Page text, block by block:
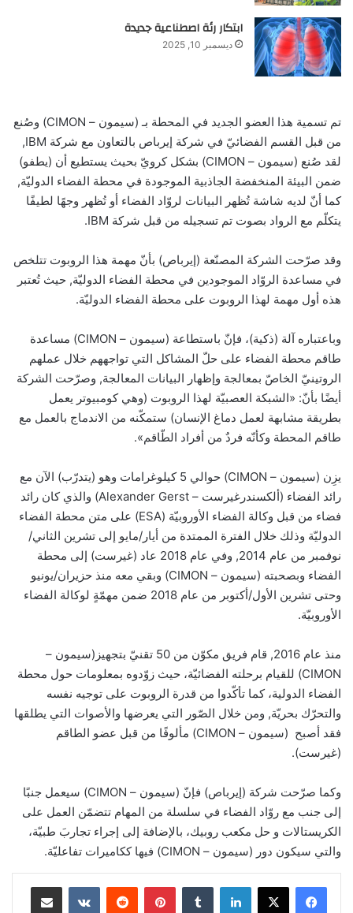
ابتكار رئة اصطناعية جديدة
ديسمبر 10, 2025
تم تسمية هذا العضو الجديد في المحطة بـ (سيمون – CIMON) وصُنع
من قبل القسم الفضائيّ في شركة إيرباص بالتعاون مع شركة IBM,
لقد صُنع (سيمون – CIMON) بشكل كرويّ بحيث يستطيع أن (يطفو)
ضمن البيئة المنخفضة الجاذبية الموجودة في محطة الفضاء الدوليّة,
كما أنّ لديه شاشة تُظهر البيانات لروّاد الفضاء أو تُظهر وجهًا لطيفًا
يتكلّم مع الرواد بصوت تم تسجيله من قبل شركة IBM.
وقد صرّحت الشركة المصنّعة (إيرباص) بأنّ مهمة هذا الروبوت تتلخص
في مساعدة الروّاد الموجودين في محطة الفضاء الدوليّة, حيث تُعتبر
هذه أول مهمة لهذا الروبوت على محطة الفضاء الدوليّة.
وباعتباره آلة (ذكية)، فإنّ باستطاعة (سيمون – CIMON) مساعدة
طاقم محطة الفضاء على حلّ المشاكل التي تواجههم خلال عملهم
الروتينيّ الخاصّ بمعالجة وإظهار البيانات المعالجة, وصرّحت الشركة
أيضًا بأنّ: «الشبكة العصبيّة لهذا الروبوت (وهي كومبيوتر يعمل
بطريقة مشابهة لعمل دماغ الإنسان) ستمكّنه من الاندماج بالعمل مع
طاقم المحطة وكأنّه فردٌ من أفراد الطّاقم».
يزِن (سيمون – CIMON) حوالي 5 كيلوغرامات وهو (يتدرّب) الآن مع
رائد الفضاء (ألكسندرغيرست – Alexander Gerst) والذي كان رائد
فضاء من قبل وكالة الفضاء الأوروبيّة (ESA) على متن محطة الفضاء
الدوليّة وذلك خلال الفترة الممتدة من أيار/مايو إلى تشرين الثاني/
نوفمبر من عام 2014, وفي عام 2018 عاد (غيرست) إلى محطة
الفضاء وبصحبته (سيمون – CIMON) وبقي معه منذ حزيران/يونيو
وحتى تشرين الأول/أكتوبر من عام 2018 ضمن مهمّةٍ لوكالة الفضاء
الأوروبيّة.
منذ عام 2016, قام فريق مكوّن من 50 تقنيّ بتجهيز(سيمون –
CIMON) للقيام برحلته الفضائيّة، حيث زوّدوه بمعلومات حول محطة
الفضاء الدولية، كما تأكّدوا من قدرة الروبوت على توجيه نفسه
والتحرّك بحريّة, ومن خلال الصّور التي يعرضها والأصوات التي يطلقها
فقد أصبح (سيمون – CIMON) مألوفًا من قبل عضو الطاقم
(غيرست).
وكما صرّحت شركة (إيرباص) فإنّ (سيمون – CIMON) سيعمل جنبًا
إلى جنب مع روّاد الفضاء في سلسلة من المهام تتضمّن العمل على
الكريستالات و حل مكعب روبيك، بالإضافة إلى إجراء تجاربَ طبيّة،
والتي سيكون دور (سيمون – CIMON) فيها ككاميرات تفاعليّة.
لينكدإن بينتيريست